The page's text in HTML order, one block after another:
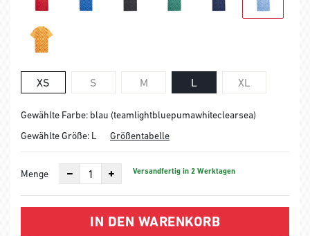
XS S M L XL
Gewählte Farbe: blau (teamlightbluepumawhiteclearsea)
Gewählte Größe: L Größentabelle
Menge Versandfertig in 2 Werktagen
IN DEN WARENKORB